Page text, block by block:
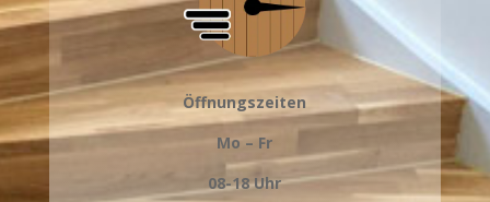
Öffnungszeiten
Mo – Fr
08-18 Uhr